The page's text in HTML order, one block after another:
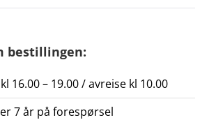
bestillingen:
16.00 – 19.00 / avreise kl 10.00
7 år på forespørsel